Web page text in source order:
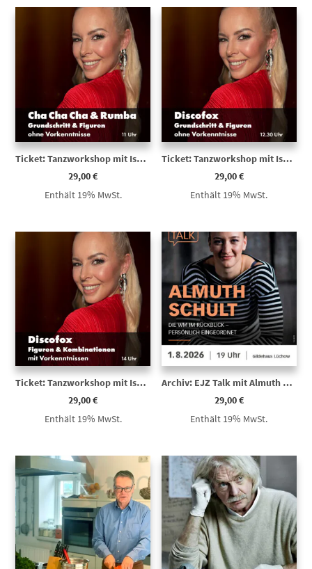
Ticket: Tanzworkshop mit Isabel Edvardsson | Cha Cha Cha & Rumba – Grundschritt & Figuren
29,00€
Enthält 19% MwSt.
Ticket: Tanzworkshop mit Isabel Edvardsson | Discofox – Grundschritt & Figuren
29,00€
Enthält 19% MwSt.
Ticket: Tanzworkshop mit Isabel Edvardsson | Discofox – Figuren & Kombinationen
29,00€
Enthält 19% MwSt.
Archiv: EJZ Talk mit Almuth Schult | Die WM im Rückblick – persönlich eingeordnet
29,00€
Enthält 19% MwSt.